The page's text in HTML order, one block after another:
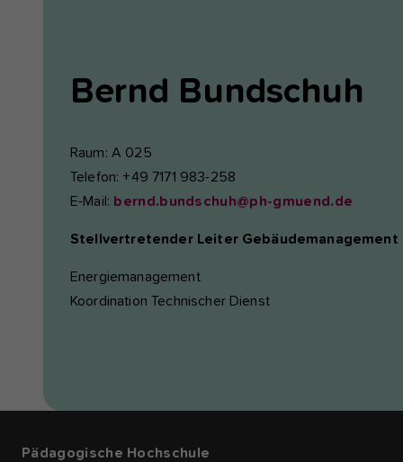
Bernd Bundschuh
Raum: A 025
Telefon: +49 7171 983-258
E-Mail: bernd.bundschuh@ph-gmuend.de
Stellvertretender Leiter Gebäudemanagement
Energiemanagement
Koordination Technischer Dienst
Pädagogische Hochschule